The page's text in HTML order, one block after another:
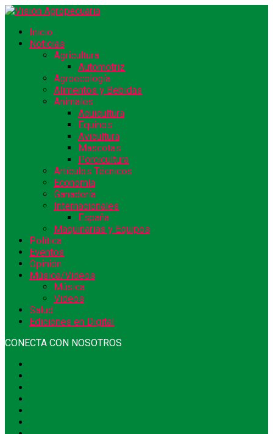
Inicio
Noticias
Agricultura
Automotriz
Agroecología
Alimentos y Bebidas
Animales
Acuicultura
Equinos
Avicultura
Mascotas
Porcicultura
Artículos Técnicos
Economía
Ganadería
Internacionales
España
Maquinarias y Equipos
Política
Eventos
Opinión
Música/Videos
Música
Videos
Salud
Ediciones en Digital
CONECTA CON NOSOTROS